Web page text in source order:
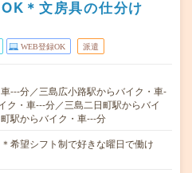
＊文房具の仕分け
WEB登録OK 派遣
---分／三島広小路駅からバイク・車-
ク・車---分／三島二日町駅からバイ
駅からバイク・車---分
希望シフト制で好きな曜日で働け